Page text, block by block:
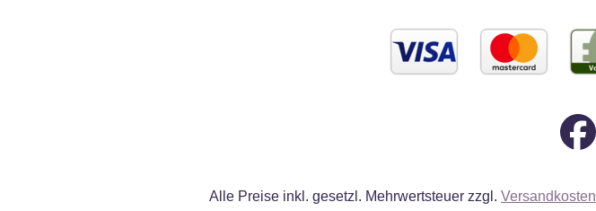
Alle Preise inkl. gesetzl. Mehrwertsteuer zzgl. Versandkosten